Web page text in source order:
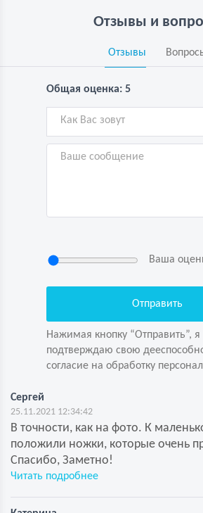
Отзывы и
Отзывы
Общая оценка: 5
Ваша
Нажимая кнопку “Отправить”, я
подтверждаю свою
согласие на обработку
Сергей
25.11.2021 12:34:42
В точности, как на фото. К
положили ножки, которые очень
Спасибо, Заметно!
Читать подробнее
подтверждаю свою
согласие на обработку
Задайте вопрос первым!